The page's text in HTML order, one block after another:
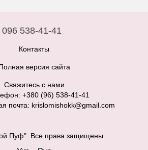
096 538-41-41
Контакты
версия сайта
Свяжитесь с нами
+380 (96) 538-41-41
почта: krislomishokk@gmail.com
Пуф". Все права защищены.